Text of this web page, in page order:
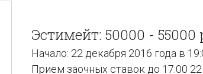
Эстимейт: 50000 - 55000
Начало: 22 декабря 2016 года в
Прием заочных ставок до 17:00